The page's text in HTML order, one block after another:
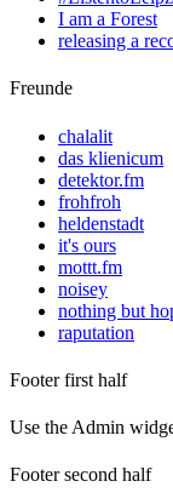
I am a Forest
releasing a
Freunde
chalalit
das klienicum
detektor.fm
frohfroh
heldenstadt
it's ours
mottt.fm
noisey
nothing but
raputation
Footer first half
Use the Admin
Footer second half